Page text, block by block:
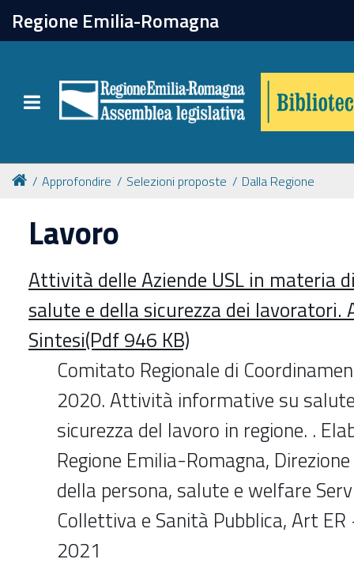
Regione Emilia-Romagna
Toggle navigation
chiudi
Catalogo online
Collezioni
Per approfondire
Appuntamenti
Prenotazione spazi
Approfondire Selezioni proposte Dalla Regione
Lavoro
Attività delle Aziende USL in materia
salute e della sicurezza dei lavoratori.
Sintesi(Pdf 946 KB)
Comitato Regionale di
2020. Attività informative su
sicurezza del lavoro in regione. .
Regione Emilia-Romagna,
della persona, salute e welfare
Collettiva e Sanità Pubblica, Art
2021